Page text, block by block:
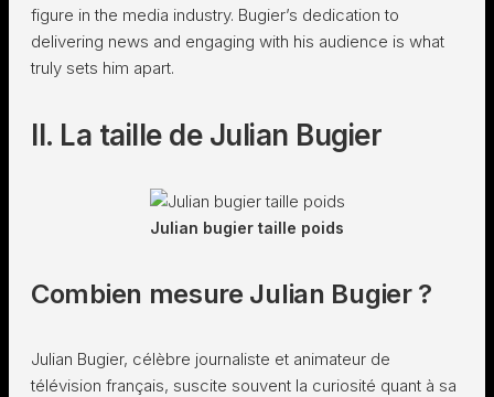
figure in the media industry. Bugier’s dedication to
delivering news and engaging with his audience is what
truly sets him apart.
II. La taille de Julian Bugier
Julian bugier taille poids
Combien mesure Julian Bugier ?
Julian Bugier, célèbre journaliste et animateur de
télévision français, suscite souvent la curiosité quant à sa